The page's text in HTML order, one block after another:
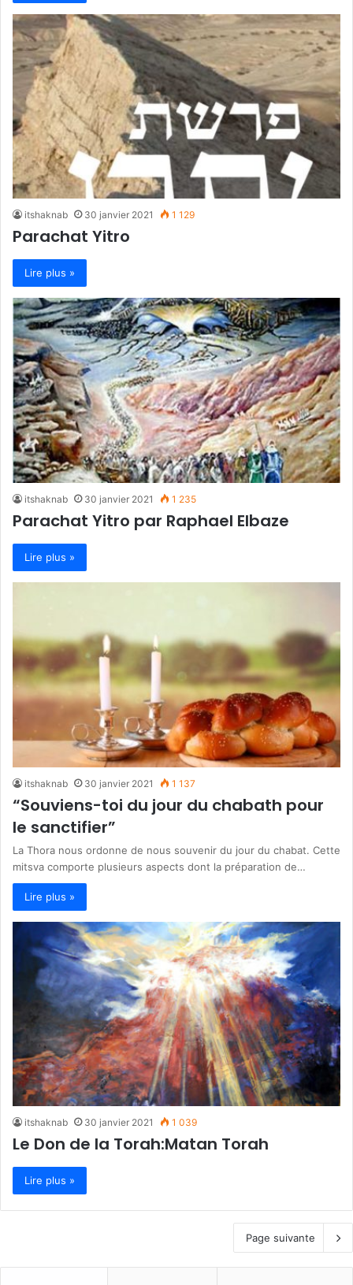
itshaknab 30 janvier 2021 1 129
Parachat Yitro
Lire plus »
itshaknab 30 janvier 2021 1 235
Parachat Yitro par Raphael Elbaze
Lire plus »
itshaknab 30 janvier 2021 1 137
“Souviens-toi du jour du chabath pour
le sanctifier”
La Thora nous ordonne de nous souvenir du jour du chabat. Cette
mitsva comporte plusieurs aspects dont la préparation de…
Lire plus »
itshaknab 30 janvier 2021 1 039
Le Don de la Torah:Matan Torah
Lire plus »
Page suivante